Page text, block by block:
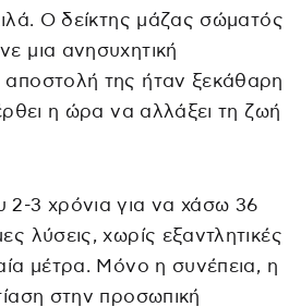
Ο δείκτης μάζας σώματός
μια ανησυχητική
αποστολή της ήταν ξεκάθαρη
η ώρα να αλλάξει τη ζωή
2-3 χρόνια για να χάσω 36
λύσεις, χωρίς εξαντλητικές
μέτρα. Μόνο η συνέπεια, η
στην προσωπική